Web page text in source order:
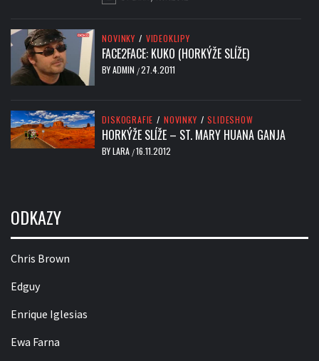
NOVINKY / VIDEOKLIPY
FACE2FACE: KUKO (HORKÝŽE SLÍŽE)
BYADMIN /27.4.2011
DISKOGRAFIE / NOVINKY / SLIDESHOW
HORKÝŽE SLÍŽE – ST. MARY HUANA GANJA
BYLARA /16.11.2012
ODKAZY
Chris Brown
Edguy
Enrique Iglesias
Ewa Farna